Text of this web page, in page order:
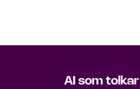
AI som tolkar